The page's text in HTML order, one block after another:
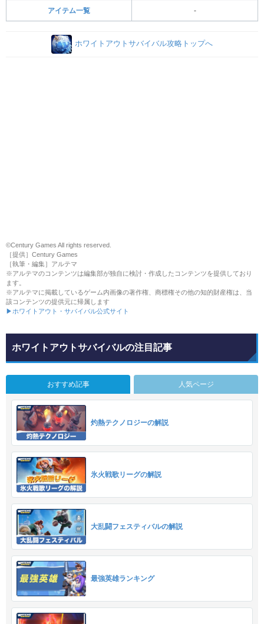
アイテム一覧 -
ホワイトアウトサバイバル攻略トップへ
©Century Games All rights reserved.
［提供］Century Games
［執筆・編集］アルテマ
※アルテマのコンテンツは編集部が独自に検討・作成したコンテンツを提供しており
ます。
※アルテマに掲載しているゲーム内画像の著作権、商標権その他の知的財産権は、当
該コンテンツの提供元に帰属します
▶ホワイトアウト・サバイバル公式サイト
ホワイトアウトサバイバルの注目記事
おすすめ記事 人気ページ
灼熱テクノロジーの解説
氷火戦歌リーグの解説
大乱闘フェスティバルの解説
最強英雄ランキング